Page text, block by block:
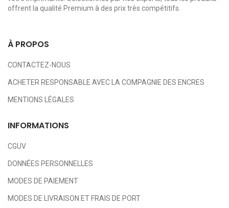
offrent la qualité Premium à des prix très compétitifs.
À PROPOS
CONTACTEZ-NOUS
ACHETER RESPONSABLE AVEC LA COMPAGNIE DES ENCRES
MENTIONS LÉGALES
INFORMATIONS
CGUV
DONNÉES PERSONNELLES
MODES DE PAIEMENT
MODES DE LIVRAISON ET FRAIS DE PORT